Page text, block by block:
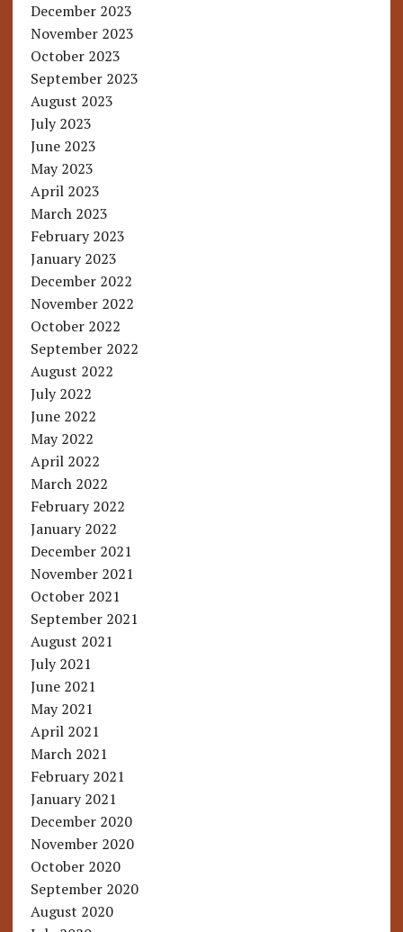
December 2023
November 2023
October 2023
September 2023
August 2023
July 2023
June 2023
May 2023
April 2023
March 2023
February 2023
January 2023
December 2022
November 2022
October 2022
September 2022
August 2022
July 2022
June 2022
May 2022
April 2022
March 2022
February 2022
January 2022
December 2021
November 2021
October 2021
September 2021
August 2021
July 2021
June 2021
May 2021
April 2021
March 2021
February 2021
January 2021
December 2020
November 2020
October 2020
September 2020
August 2020